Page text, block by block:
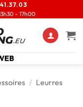
- 17h00
/ Leurres